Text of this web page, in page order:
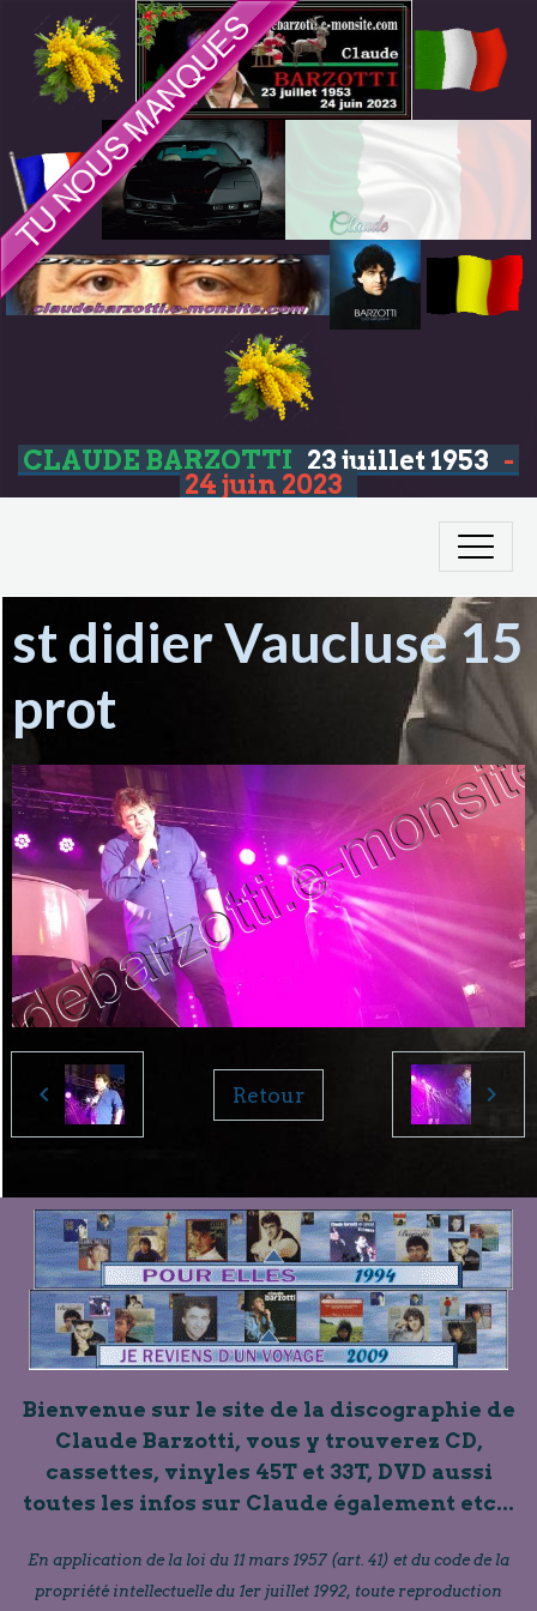
CLAUDE BARZOTTI 23 juillet 1953 -
24 juin 2023
st didier Vaucluse 15
prot
Retour
Bienvenue sur le site de la discographie de
Claude Barzotti, vous y trouverez CD,
cassettes, vinyles 45T et 33T, DVD aussi
toutes les infos sur Claude également etc...
En application de la loi du 11 mars 1957 (art. 41) et du code de la
propriété intellectuelle du 1er juillet 1992, toute reproduction